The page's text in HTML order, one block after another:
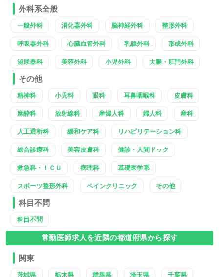
外科系全般
一般外科 消化器外科 脳神経外科 整形外科
呼吸器外科 心臓血管外科 乳腺外科 形成外科
泌尿器科 美容外科 小児外科 大腸・肛門外科
その他
精神科 小児科 眼科 耳鼻咽喉科 皮膚科
麻酔科 放射線科 産婦人科 婦人科 産科
人工透析科 緩和ケア科 リハビリテーション科
総合診療科 美容皮膚科 健診・人間ドック
救急科・ＩＣＵ 病理科 基礎医学系
スポーツ整形外科 ペインクリニック その他
科目不問
科目不問
常勤医師求人を近隣の都道府県から探す
関東
茨城県 栃木県 群馬県 埼玉県 千葉県